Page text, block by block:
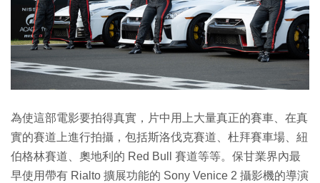
為使這部電影要拍得真實，片中用上大量真正的賽車、在真
實的賽道上進行拍攝，包括斯洛伐克賽道、杜拜賽車場、紐
伯格林賽道、奧地利的 Red Bull 賽道等等。保甘業界內最
早使用帶有 Rialto 擴展功能的 Sony Venice 2 攝影機的導演